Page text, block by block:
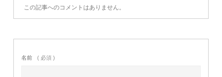
この記事へのコメントはありません。
名前 ( 必須 )